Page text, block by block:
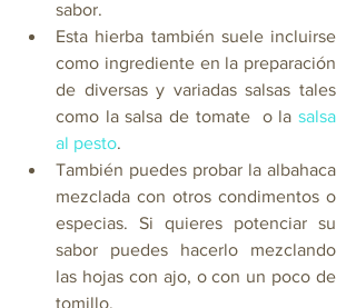
sabor.
Esta hierba también suele incluirse
como ingrediente en la preparación
de diversas y variadas salsas tales
como la salsa de tomate  o la salsa
al pesto.
También puedes probar la albahaca
mezclada con otros condimentos o
especias. Si quieres potenciar su
sabor puedes hacerlo mezclando
las hojas con ajo, o con un poco de
tomillo.